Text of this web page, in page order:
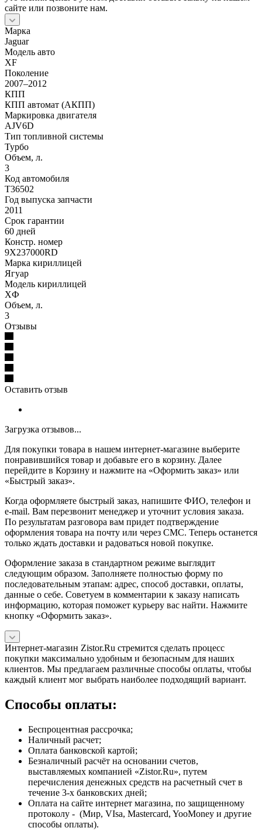
сайте или позвоните нам.
Марка
Jaguar
Модель авто
XF
Поколение
2007–2012
КПП
КПП автомат (АКПП)
Маркировка двигателя
AJV6D
Тип топливной системы
Турбо
Объем, л.
3
Код автомобиля
T36502
Год выпуска запчасти
2011
Срок гарантии
60 дней
Констр. номер
9X237000RD
Марка кириллицей
Ягуар
Модель кириллицей
XФ
Объем, л.
3
Отзывы
Оставить отзыв
Загрузка отзывов...
Для покупки товара в нашем интернет-магазине выберите
понравившийся товар и добавьте его в корзину. Далее
перейдите в Корзину и нажмите на «Оформить заказ» или
«Быстрый заказ».
Когда оформляете быстрый заказ, напишите ФИО, телефон и
e-mail. Вам перезвонит менеджер и уточнит условия заказа.
По результатам разговора вам придет подтверждение
оформления товара на почту или через СМС. Теперь останется
только ждать доставки и радоваться новой покупке.
Оформление заказа в стандартном режиме выглядит
следующим образом. Заполняете полностью форму по
последовательным этапам: адрес, способ доставки, оплаты,
данные о себе. Советуем в комментарии к заказу написать
информацию, которая поможет курьеру вас найти. Нажмите
кнопку «Оформить заказ».
Интернет-магазин Zistor.Ru стремится сделать процесс
покупки максимально удобным и безопасным для наших
клиентов. Мы предлагаем различные способы оплаты, чтобы
каждый клиент мог выбрать наиболее подходящий вариант.
Способы оплаты:
Беспроцентная рассрочка;
Наличный расчет;
Оплата банковской картой;
Безналичный расчёт на основании счетов,
выставляемых компанией «Zistor.Ru», путем
перечисления денежных средств на расчетный счет в
течение 3-х банковских дней;
Оплата на сайте интернет магазина, по защищенному
протоколу - (Мир, VIsa, Mastercard, YooMoney и другие
способы оплаты).